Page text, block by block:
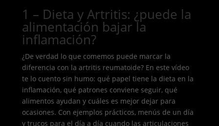
1 – Dieta y Artritis: ¿puede la
alimentación bajar la
inflamación?
¿De verdad lo que comemos puede marcar la
diferencia con la artritis reumatoide? En este vídeo
te lo cuento sin humo: qué papel tiene la dieta en la
inflamación, qué patrones conviene seguir, qué
alimentos ayudan y cuáles es mejor dejar para
ocasiones. Con ejemplos prácticos, menús de un día
y trucos para el día a día cuando las articulaciones